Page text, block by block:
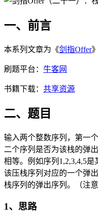
一、前言
本系列文章为《剑指Offer
刷题平台： 牛客网
书籍下载： 共享资源
二、题目
输入两个整数序列，第一
二个序列是否为该栈的弹
相等。例如序列1,2,3,4,5
该压栈序列对应的一个弹
栈序列的弹出序列。（注
1、思路